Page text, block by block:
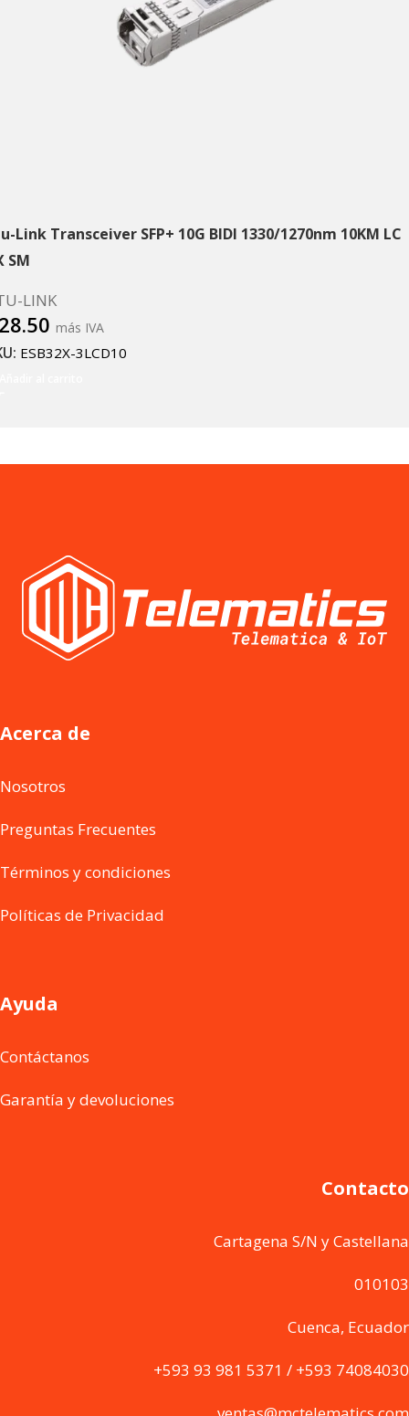
Link Transceiver SFP+ 10G BIDI 1330/1270nm 10KM LC
SM
LINK
más IVA
ESB32X-3LCD10
Acerca de
Nosotros
Preguntas Frecuentes
Términos y condiciones
Políticas de Privacidad
Ayuda
Contáctanos
Garantía y devoluciones
Contacto
Cartagena S/N y Castellana
010103
Cuenca, Ecuador
+593 93 981 5371 / +593 74084030